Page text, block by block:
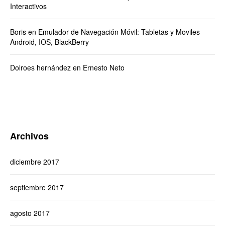
Interactivos
Boris en Emulador de Navegación Móvil: Tabletas y Moviles
Android, IOS, BlackBerry
Dolroes hernández en Ernesto Neto
Archivos
diciembre 2017
septiembre 2017
agosto 2017